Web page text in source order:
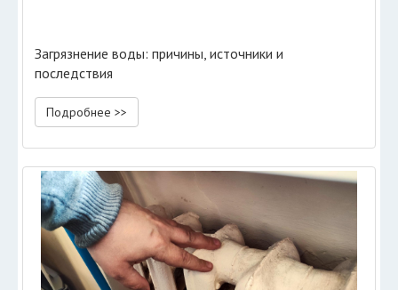
Загрязнение воды: причины, источники и
последствия
Подробнее >>